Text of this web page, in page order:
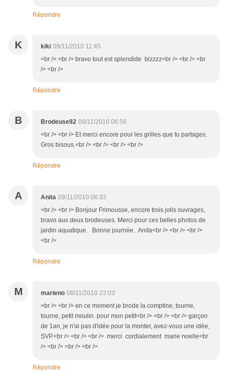
Répondre
K kiki 09/11/2010 11:45
<br /> <br /> bravo tout est splendide bizzzz<br /> <br /> <br
/> <br />
Répondre
B Brodeuse92 09/11/2010 06:56
<br /> <br /> Et merci encore pour les grilles que tu partages.
Gros bisous.<br /> <br /> <br /> <br />
Répondre
A Anita 09/11/2010 06:33
<br /> <br /> Bonjour Frimousse, encore trois jolis ouvrages,
bravo aux deux brodeuses. Merci pour ces belles photos de
jardin aquatique. Bonne journée. Anita<br /> <br /> <br />
<br />
Répondre
M marieno 08/11/2010 23:03
<br /> <br /> en ce moment je brode la comptine, tourne,
tourne, petit moulin. pour mon petit<br /> <br /> <br /> garçon
de 1an, je n'ai pas d'idée pour la monter, avez-vous une idée,
SVP.<br /> <br /> <br /> merci cordialement marie noelle<br
/> <br /> <br /> <br />
Répondre